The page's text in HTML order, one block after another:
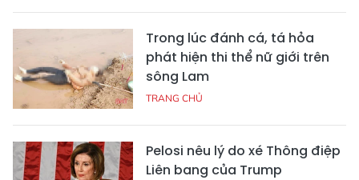
Trong lúc đánh cá, tá hỏa
phát hiện thi thể nữ giới trên
sông Lam
TRANG CHỦ
Pelosi nêu lý do xé Thông điệp
Liên bang của Trump